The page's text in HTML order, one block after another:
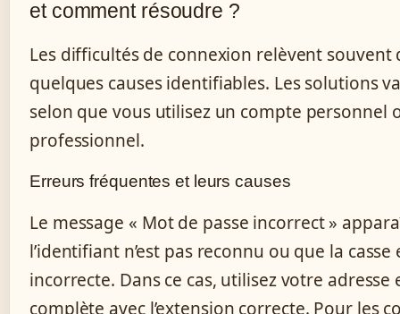
et comment résoudre ?
Les difficultés de connexion relèvent souvent
quelques causes identifiables. Les solutions
selon que vous utilisez un compte personnel
professionnel.
Erreurs fréquentes et leurs causes
Le message « Mot de passe incorrect »
l’identifiant n’est pas reconnu ou que la casse
incorrecte. Dans ce cas, utilisez votre adresse
complète avec l’extension correcte. Pour les